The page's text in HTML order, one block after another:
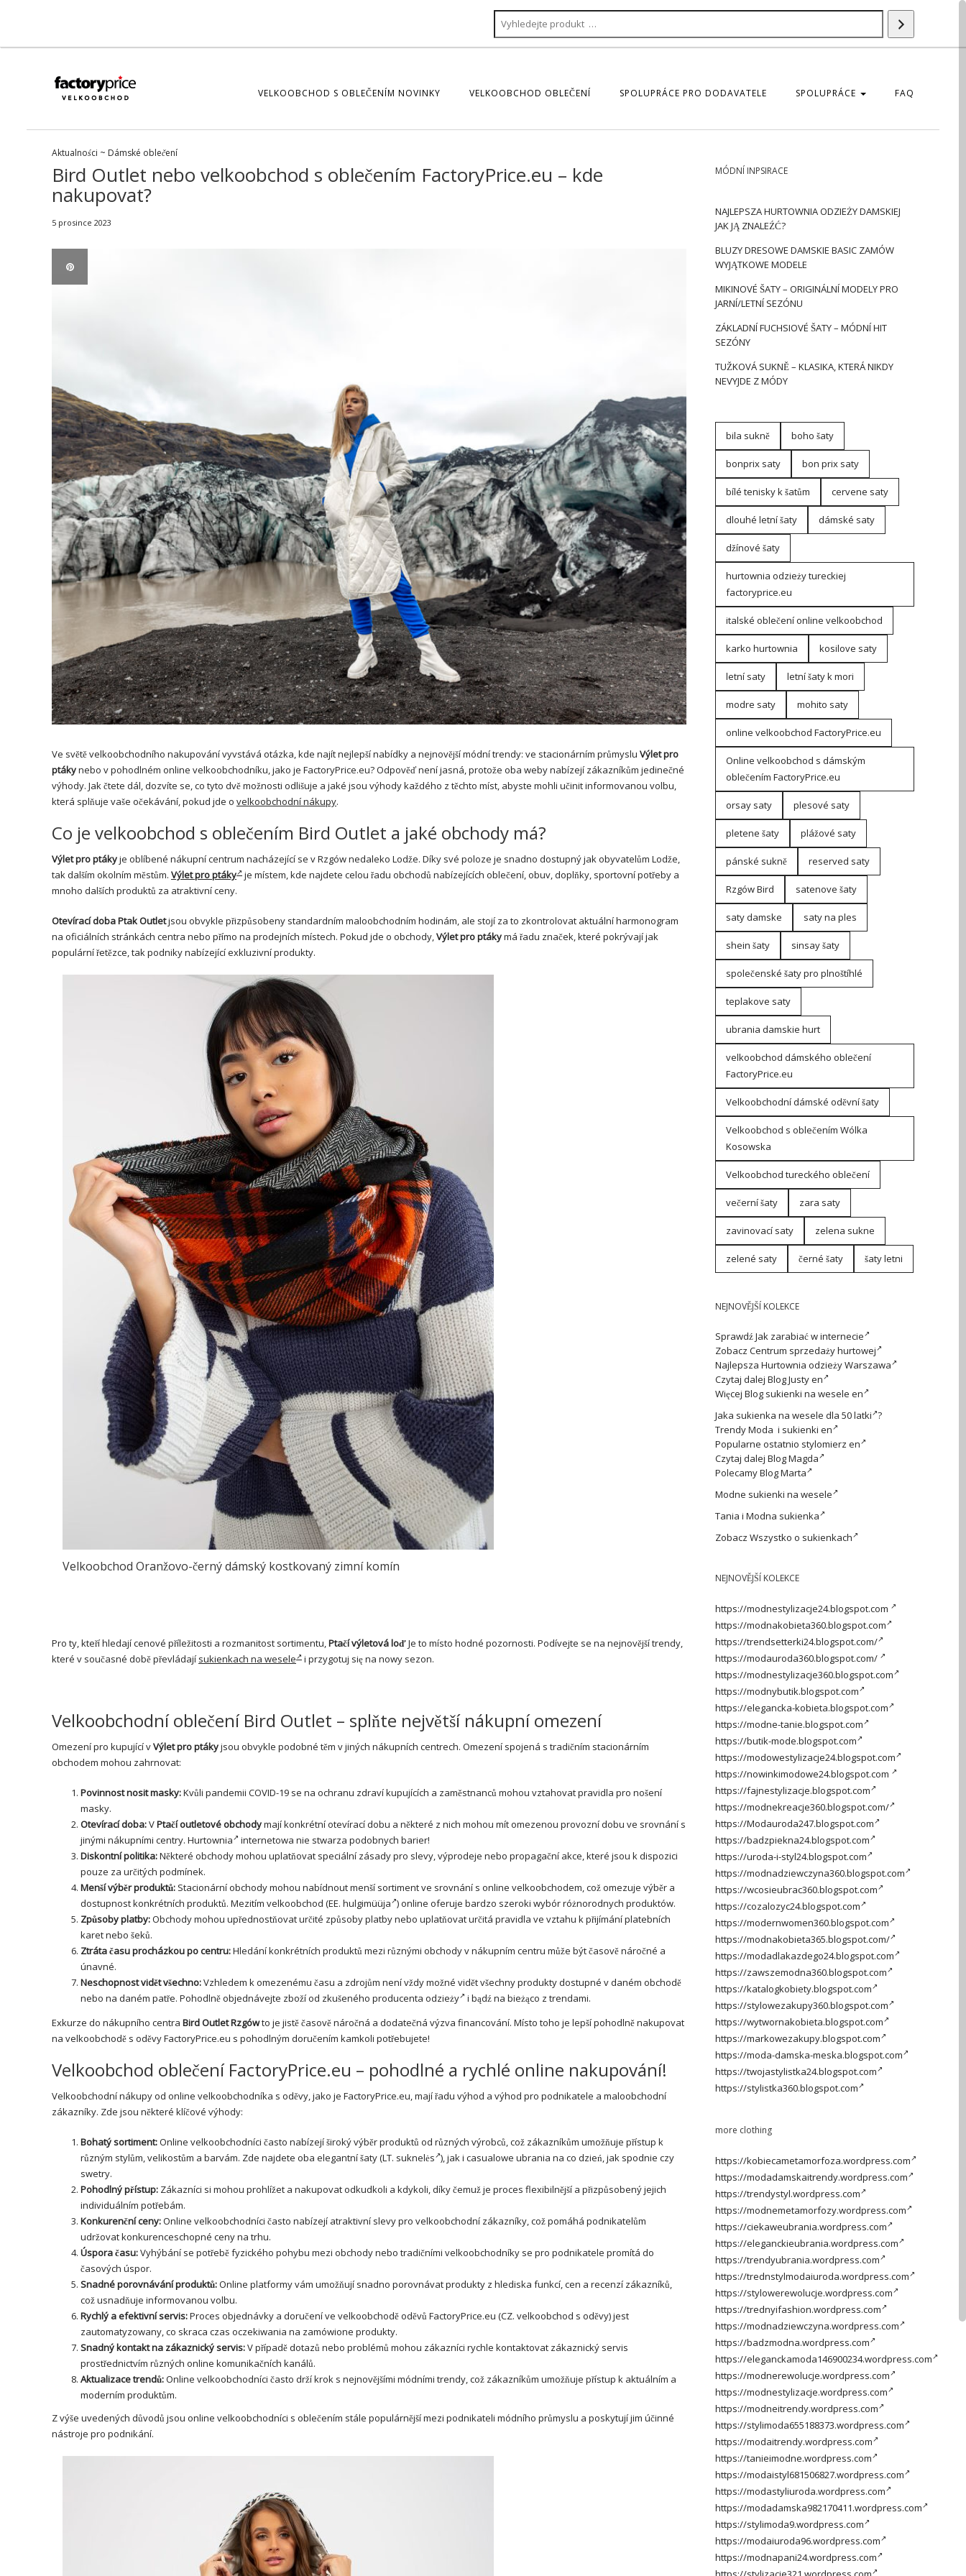
VELKOOBCHOD S OBLEČENÍM NOVINKY VELKOOBCHOD OBLEČENÍ SPOLUPRÁCE PRO DODAVATELE SPOLUPRÁCE FAQ
Aktualności ~ Dámské oblečení
Bird Outlet nebo velkoobchod s oblečením FactoryPrice.eu – kde
nakupovat?
5 prosince 2023
Ve světě velkoobchodního nakupování vyvstává otázka, kde najít nejlepší nabídky a nejnovější módní trendy: ve stacionárním průmyslu Výlet pro
ptákynebo v pohodlném online velkoobchodníku, jako je FactoryPrice.eu? Odpověď není jasná, protože oba weby nabízejí zákazníkům jedinečné
výhody. Jak čtete dál, dozvíte se, co tyto dvě možnosti odlišuje a jaké jsou výhody každého z těchto míst, abyste mohli učinit informovanou volbu,
která splňuje vaše očekávání, pokud jde o velkoobchodní nákupy.
Co je velkoobchod s oblečením Bird Outlet a jaké obchody má?
Výlet pro ptákyje oblíbené nákupní centrum nacházející se v Rzgów nedaleko Lodže. Díky své poloze je snadno dostupný jak obyvatelům Lodže,
tak dalším okolním městům. Výlet pro ptáky
je místem, kde najdete celou řadu obchodů nabízejících oblečení, obuv, doplňky, sportovní potřeby a
mnoho dalších produktů za atraktivní ceny.
Otevírací doba Ptak Outletjsou obvykle přizpůsobeny standardním maloobchodním hodinám, ale stojí za to zkontrolovat aktuální harmonogram
na oficiálních stránkách centra nebo přímo na prodejních místech. Pokud jde o obchody,Výlet pro ptákymá řadu značek, které pokrývají jak
populární řetězce, tak podniky nabízející exkluzivní produkty.
Velkoobchod Oranžovo-černý dámský kostkovaný zimní komín
Pro ty, kteří hledají cenové příležitosti a rozmanitost sortimentu,Ptačí výletová loďJe to místo hodné pozornosti. Podívejte se na nejnovější trendy,
které v současné době převládají sukienkach na wesele i przygotuj się na nowy sezon.
Velkoobchodní oblečení Bird Outlet – splňte největší nákupní omezení
Omezení pro kupující vVýlet pro ptákyjsou obvykle podobné těm v jiných nákupních centrech. Omezení spojená s tradičním stacionárním
obchodem mohou zahrnovat:
Povinnost nosit masky:Kvůli pandemii COVID-19 se na ochranu zdraví kupujících a zaměstnanců mohou vztahovat pravidla pro nošení
masky.
Otevírací doba:VPtačí outletové obchodymají konkrétní otevírací dobu a některé z nich mohou mít omezenou provozní dobu ve srovnání s
jinými nákupními centry. Hurtownia
internetowa nie stwarza podobnych barier!
Diskontní politika:Některé obchody mohou uplatňovat speciální zásady pro slevy, výprodeje nebo propagační akce, které jsou k dispozici
pouze za určitých podmínek.
Menší výběr produktů: Stacionární obchody mohou nabídnout menší sortiment ve srovnání s online velkoobchodem, což omezuje výběr a
dostupnost konkrétních produktů. Mezitím velkoobchod (EE. hulgimüüja ) online oferuje bardzo szeroki wybór różnorodnych produktów.
Způsoby platby:Obchody mohou upřednostňovat určité způsoby platby nebo uplatňovat určitá pravidla ve vztahu k přijímání platebních
karet nebo šeků.
Ztráta času procházkou po centru:Hledání konkrétních produktů mezi různými obchody v nákupním centru může být časově náročné a
únavné.
Neschopnost vidět všechno:Vzhledem k omezenému času a zdrojům není vždy možné vidět všechny produkty dostupné v daném obchodě
nebo na daném patře. Pohodlně objednávejte zboží od zkušeného producenta odzieży
i bądź na bieżąco z trendami.
Exkurze do nákupního centra Bird Outlet Rzgówto je jistě časově náročná a dodatečná výzva financování. Místo toho je lepší pohodlně nakupovat
na velkoobchodě s oděvy FactoryPrice.eu s pohodlným doručením kamkoli potřebujete!
Velkoobchod oblečení FactoryPrice.eu – pohodlné a rychlé online nakupování!
Velkoobchodní nákupy od online velkoobchodníka s oděvy, jako je FactoryPrice.eu, mají řadu výhod a výhod pro podnikatele a maloobchodní
zákazníky. Zde jsou některé klíčové výhody:
Bohatý sortiment:Online velkoobchodníci často nabízejí široký výběr produktů od různých výrobců, což zákazníkům umožňuje přístup k
různým stylům, velikostům a barvám. Zde najdete oba elegantníšaty(LT. suknelės ), jak i casualowe ubrania na co dzień, jak spodnie czy
swetry.
Pohodlný přístup: Zákazníci si mohou prohlížet a nakupovat odkudkoli a kdykoli, díky čemuž je proces flexibilnější a přizpůsobený jejich
individuálním potřebám.
Konkurenční ceny:Online velkoobchodníci často nabízejí atraktivní slevy pro velkoobchodní zákazníky, což pomáhá podnikatelům
udržovat konkurenceschopné ceny na trhu.
Úspora času:Vyhýbání se potřebě fyzického pohybu mezi obchody nebo tradičními velkoobchodníky se pro podnikatele promítá do
časových úspor.
Snadné porovnávání produktů:Online platformy vám umožňují snadno porovnávat produkty z hlediska funkcí, cen a recenzí zákazníků,
což usnadňuje informovanou volbu.
Rychlý a efektivní servis:Proces objednávky a doručení ve velkoobchodě oděvů FactoryPrice.eu (CZ. velkoobchod s oděvy)jest
zautomatyzowany, co skraca czas oczekiwania na zamówione produkty.
Snadný kontakt na zákaznický servis:V případě dotazů nebo problémů mohou zákazníci rychle kontaktovat zákaznický servis
prostřednictvím různých online komunikačních kanálů.
Aktualizace trendů:Online velkoobchodníci často drží krok s nejnovějšími módními trendy, což zákazníkům umožňuje přístup k aktuálním a
moderním produktům.
Z výše uvedených důvodů jsou online velkoobchodníci s oblečením stále populárnější mezi podnikateli módního průmyslu a poskytují jim účinné
nástroje pro podnikání.
MÓDNÍ INPSIRACE
NAJLEPSZA HURTOWNIA ODZIEŻY DAMSKIEJ
JAK JĄ ZNALEŹĆ?
BLUZY DRESOWE DAMSKIE BASIC ZAMÓW
WYJĄTKOWE MODELE
MIKINOVÉ ŠATY – ORIGINÁLNÍ MODELY PRO
JARNÍ/LETNÍ SEZÓNU
ZÁKLADNÍ FUCHSIOVÉ ŠATY – MÓDNÍ HIT
SEZÓNY
TUŽKOVÁ SUKNĚ – KLASIKA, KTERÁ NIKDY
NEVYJDE Z MÓDY
bila sukně boho šaty
bonprix saty bon prix saty
bílé tenisky k šatům cervene saty
dlouhé letní šaty dámské saty
džínové šaty
hurtownia odzieży tureckiej
factoryprice.eu
italské oblečení online velkoobchod
karko hurtownia kosilove saty
letní saty letní šaty k mori
modre saty mohito saty
online velkoobchod FactoryPrice.eu
Online velkoobchod s dámským
oblečením FactoryPrice.eu
orsay saty plesové saty
pletene šaty plážové saty
pánské sukně reserved saty
Rzgów Bird satenove šaty
saty damske saty na ples
shein šaty sinsay šaty
společenské šaty pro plnoštíhlé
teplakove saty
ubrania damskie hurt
velkoobchod dámského oblečení
FactoryPrice.eu
Velkoobchodní dámské oděvní šaty
Velkoobchod s oblečením Wólka
Kosowska
Velkoobchod tureckého oblečení
večerní šaty zara saty
zavinovací saty zelena sukne
zelené saty černé šaty šaty letni
NEJNOVĚJŠÍ KOLEKCE
SprawdźJak zarabiać w internecie
Zobacz Centrum sprzedaży hurtowej
Najlepsza Hurtownia odzieży Warszawa
Czytaj dalej Blog Justy en
Więcej Blog sukienki na wesele en
Jaka sukienka na wesele dla 50 latki ?
TrendyModa i sukienki en
Popularne ostatnio stylomierz en
Czytaj dalej Blog Magda
PolecamyBlog Marta
Modne sukienki na wesele
Tania i Modna sukienka
Zobacz Wszystko o sukienkach
NEJNOVĚJŠÍ KOLEKCE
https://modnestylizacje24.blogspot.com
https://modnakobieta360.blogspot.com
https://trendsetterki24.blogspot.com/
https://modauroda360.blogspot.com/
https://modnestylizacje360.blogspot.com
https://modnybutik.blogspot.com
https://elegancka-kobieta.blogspot.com
https://modne-tanie.blogspot.com
https://butik-mode.blogspot.com
https://modowestylizacje24.blogspot.com
https://nowinkimodowe24.blogspot.com
https://fajnestylizacje.blogspot.com
https://modnekreacje360.blogspot.com/
https://Modauroda247.blogspot.com
https://badzpiekna24.blogspot.com
https://uroda-i-styl24.blogspot.com
https://modnadziewczyna360.blogspot.com
https://wcosieubrac360.blogspot.com
https://cozalozyc24.blogspot.com
https://modernwomen360.blogspot.com
https://modnakobieta365.blogspot.com/
https://modadlakazdego24.blogspot.com
https://zawszemodna360.blogspot.com
https://katalogkobiety.blogspot.com
https://stylowezakupy360.blogspot.com
https://wytwornakobieta.blogspot.com
https://markowezakupy.blogspot.com
https://moda-damska-meska.blogspot.com
https://twojastylistka24.blogspot.com
https://stylistka360.blogspot.com
more clothing
https://kobiecametamorfoza.wordpress.com
https://modadamskaitrendy.wordpress.com
https://trendystyl.wordpress.com
https://modnemetamorfozy.wordpress.com
https://ciekaweubrania.wordpress.com
https://eleganckieubrania.wordpress.com
https://trendyubrania.wordpress.com
https://trednstylmodaiuroda.wordpress.com
https://stylowerewolucje.wordpress.com
https://trednyifashion.wordpress.com
https://modnadziewczyna.wordpress.com
https://badzmodna.wordpress.com
https://eleganckamoda146900234.wordpress.com
https://modnerewolucje.wordpress.com
https://modnestylizacje.wordpress.com
https://modneitrendy.wordpress.com
https://stylimoda655188373.wordpress.com
https://modaitrendy.wordpress.com
https://tanieimodne.wordpress.com
https://modaistyl681506827.wordpress.com
https://modastyliuroda.wordpress.com
https://modadamska982170411.wordpress.com
https://stylimoda9.wordpress.com
https://modaiuroda96.wordpress.com
https://modnapani24.wordpress.com